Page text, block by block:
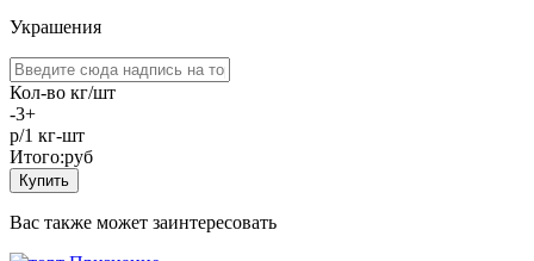
Украшения
Кол-во кг/шт
-3+
р/1 кг-шт
Итого:руб
Купить
Вас также может заинтересовать